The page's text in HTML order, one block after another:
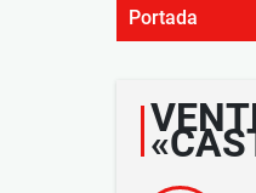
Portada